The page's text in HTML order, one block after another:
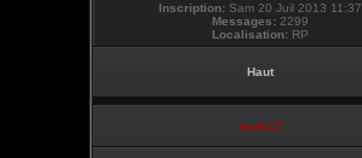
Inscription: Sam 20 Juil 2013 11:37
Messages: 2299
Localisation: RP
Haut
touti-17